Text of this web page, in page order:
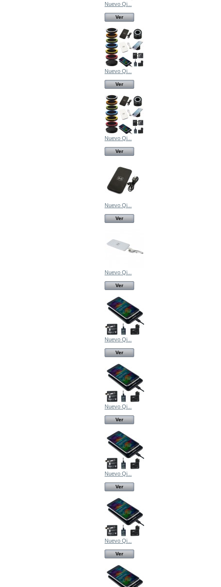
Nuevo Qi...
Ver
Nuevo Qi...
Ver
Nuevo Qi...
Ver
Nuevo Qi...
Ver
Nuevo Qi...
Ver
Nuevo Qi...
Ver
Nuevo Qi...
Ver
Nuevo Qi...
Ver
Nuevo Qi...
Ver